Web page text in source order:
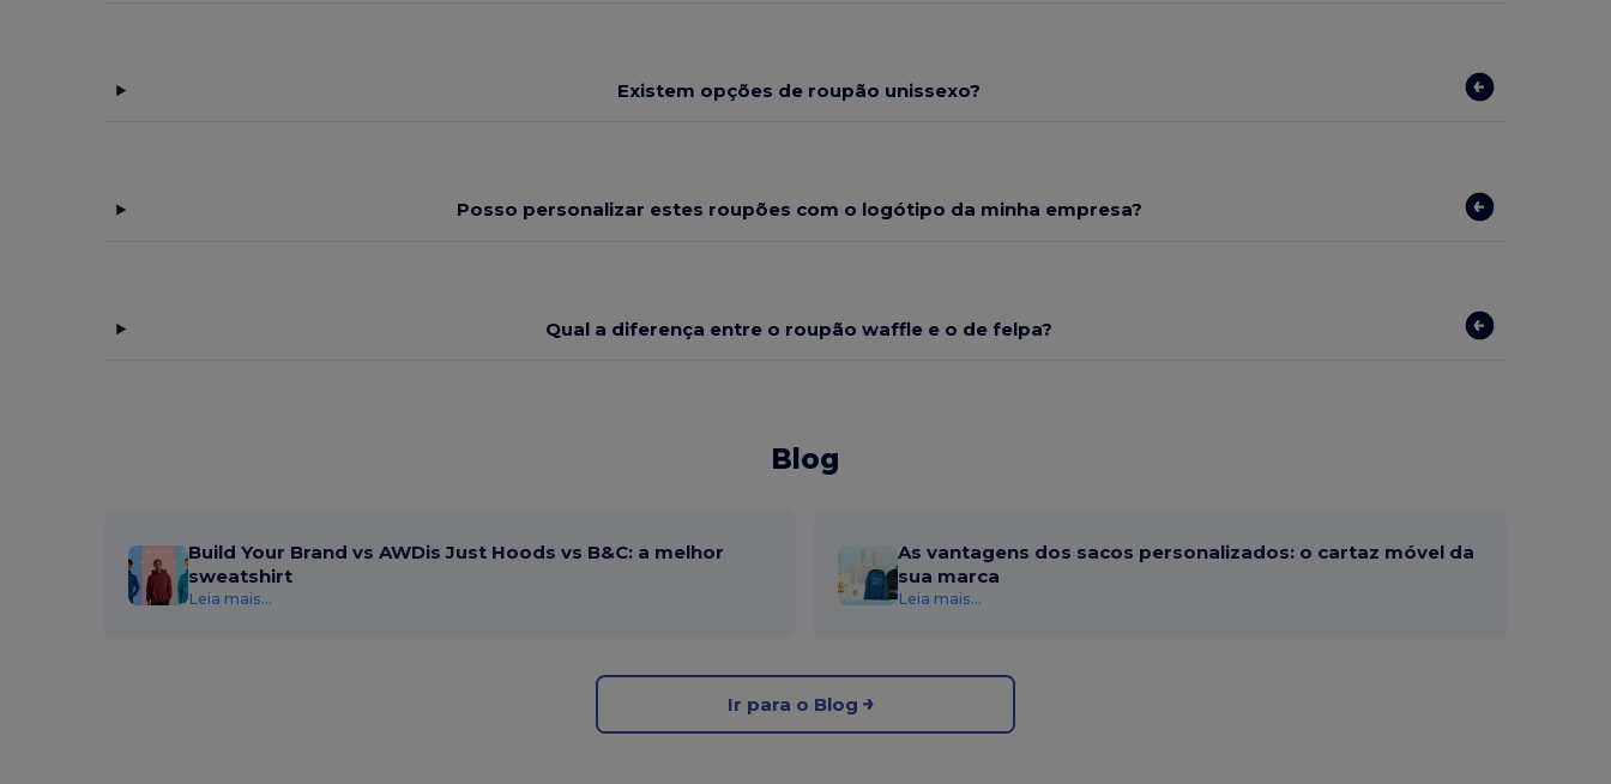
Existem opções de roupão unissexo?
Posso personalizar estes roupões com o logótipo da minha empresa?
Qual a diferença entre o roupão waffle e o de felpa?
Blog
Build Your Brand vs AWDis Just Hoods vs B&C: a melhor
sweatshirt
Leia mais...
As vantagens dos sacos personalizados: o cartaz móvel da
sua marca
Leia mais...
Ir para o Blog